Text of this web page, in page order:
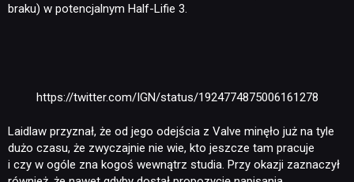
braku) w potencjalnym Half-Lifie 3.
https://twitter.com/IGN/status/1924774875006161278
Laidlaw przyznał, że od jego odejścia z Valve minęło już na tyle
dużo czasu, że zwyczajnie nie wie, kto jeszcze tam pracuje
i czy w ogóle zna kogoś wewnątrz studia. Przy okazji zaznaczył